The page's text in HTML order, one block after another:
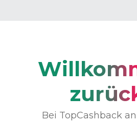
Bei TopCashback